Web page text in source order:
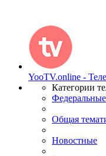
YooTV.online -
Категории
Федеральные
Общая
Новостные